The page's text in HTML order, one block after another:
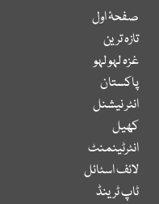
صفحۂ اول
تازہ ترین
غزہ لہو لہو
پاکستان
انٹر نیشنل
کھیل
انٹرٹینمنٹ
لائف اسٹائل
ٹاپ ٹرینڈ